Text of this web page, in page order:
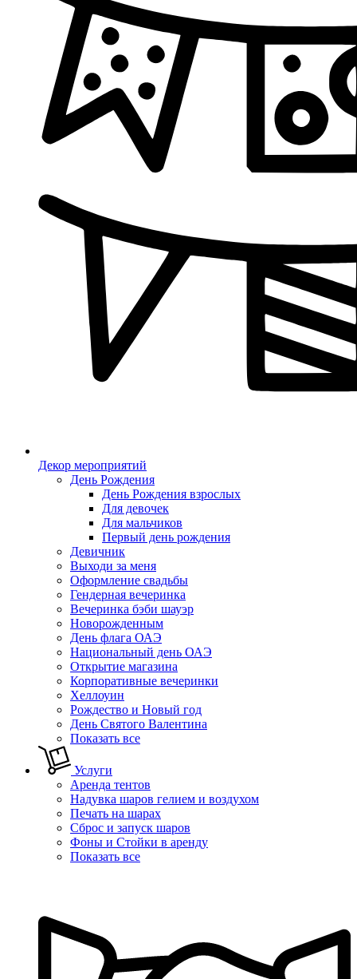
Декор мероприятий
День Рождения
День Рождения взрослых
Для девочек
Для мальчиков
Первый день рождения
Девичник
Выходи за меня
Оформление свадьбы
Гендерная вечеринка
Вечеринка бэби шауэр
Новорожденным
День флага ОАЭ
Национальный день ОАЭ
Открытие магазина
Корпоративные вечеринки
Хеллоуин
Рождество и Новый год
День Святого Валентина
Показать все
Услуги
Аренда тентов
Надувка шаров гелием и воздухом
Печать на шарах
Сброс и запуск шаров
Фоны и Стойки в аренду
Показать все